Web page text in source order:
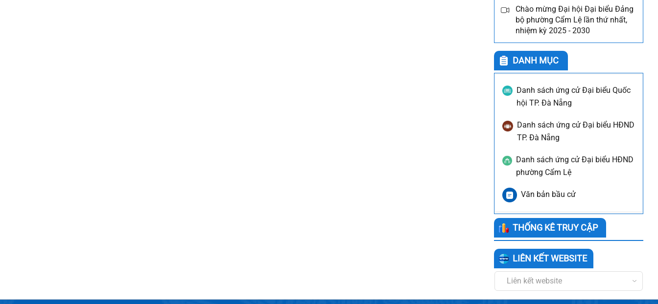
Chào mừng Đại hội Đại biểu Đảng
bộ phường Cẩm Lệ lần thứ nhất,
nhiệm kỳ 2025 - 2030
DANH MỤC
Danh sách ứng cử Đại biểu Quốc
hội TP. Đà Nẵng
Danh sách ứng cử Đại biểu HĐND
TP. Đà Nẵng
Danh sách ứng cử Đại biểu HĐND
phường Cẩm Lệ
Văn bản bầu cử
THỐNG KÊ TRUY CẬP
LIÊN KẾT WEBSITE
Liên kết website